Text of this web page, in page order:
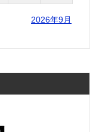
2026年9月